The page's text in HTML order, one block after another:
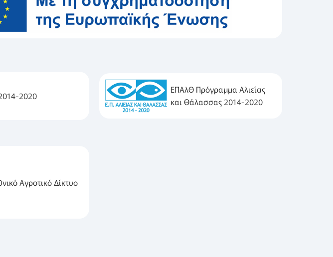
2020
ΕΠΑλΘ Πρόγραμμα Αλιείας
και Θάλασσας 2014-2020
Αγροτικό Δίκτυο